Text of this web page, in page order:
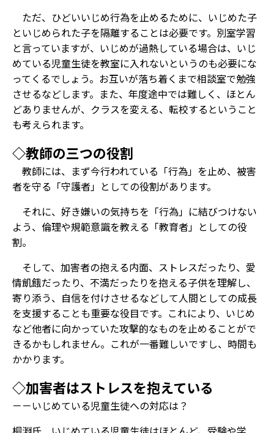
ただ、ひどいいじめ行為を止めるために、いじめた子
といじめられた子を隔離することは必要です。別室学習
と言っていますが、いじめが過熱している場合は、いじ
めている児童生徒を教室に入れないというのも必要にな
ってくるでしょう。お互いが落ち着くまで相談室で勉強
させるなどします。また、年度途中では難しく、ほとん
どありませんが、クラスを変える、転校するということ
も考えられます。
◇教師の三つの役割
教師には、まず今行われている「行為」を止め、被害
者を守る「守護者」としての役割があります。
それに、好き嫌いの気持ちを「行為」に結びつけない
よう、倫理や規範意識を教える「教育者」としての役
割。
そして、加害者の抱える内面、ストレスだったり、愛
情飢餓だったり、不満だったりを抱える子供を理解し、
寄り添う、自信を付けさせるなどして人間としての成長
を支援することも重要な役目です。これにより、いじめ
など他者に向かっていた攻撃的なものを止めることがで
きるかもしれません。これが一番難しいですし、時間も
かかります。
◇加害者はストレスを抱えている
－－いじめている児童生徒への対応は？